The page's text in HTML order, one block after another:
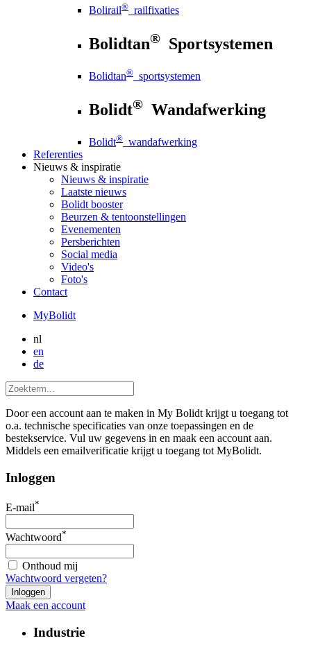
Bolirail® railfixaties
Bolidtan® Sportsystemen
Bolidtan® sportsystemen
Bolidt® Wandafwerking
Bolidt® wandafwerking
Referenties
Nieuws & inspiratie
Nieuws & inspiratie
Laatste nieuws
Bolidt booster
Beurzen & tentoonstellingen
Evenementen
Persberichten
Social media
Video's
Foto's
Contact
MyBolidt
nl
en
de
Door een account aan te maken in My Bolidt krijgt u toegang tot
o.a. technische specificaties van onze toepassingen en de
bestekservice. Vul uw gegevens in en maak een account aan.
Middels een emailverificatie krijgt u toegang tot MyBolidt.
Inloggen
E-mail*
Wachtwoord*
Onthoud mij
Wachtwoord vergeten?
Maak een account
Industrie